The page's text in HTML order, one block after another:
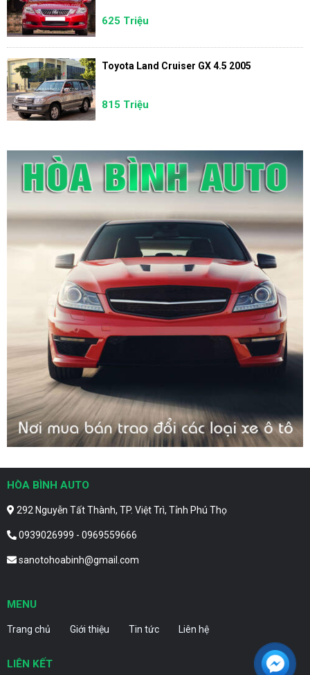
625 Triệu
Toyota Land Cruiser GX 4.5 2005
815 Triệu
HÒA BÌNH AUTO
292 Nguyễn Tất Thành, TP. Việt Trì, Tỉnh Phú Thọ
0939026999 - 0969559666
sanotohoabinh@gmail.com
MENU
Trang chủ Giới thiệu Tin tức Liên hệ
LIÊN KẾT